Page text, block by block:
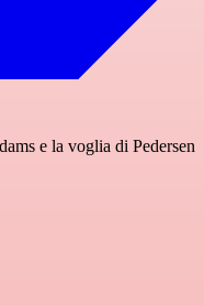
e la voglia di Pedersen